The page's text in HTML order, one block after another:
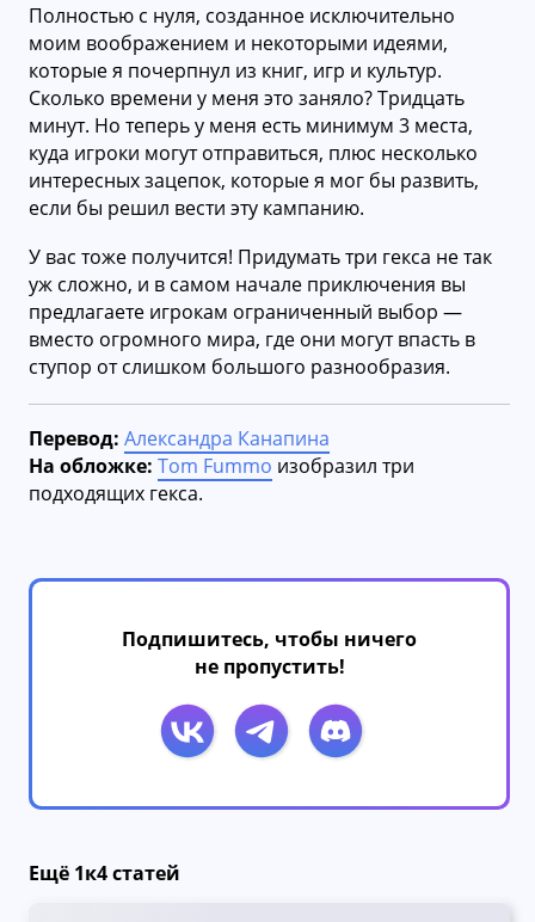
Полностью с нуля, созданное исключительно
моим воображением и некоторыми идеями,
которые я почерпнул из книг, игр и культур.
Сколько времени у меня это заняло? Тридцать
минут. Но теперь у меня есть минимум 3 места,
куда игроки могут отправиться, плюс несколько
интересных зацепок, которые я мог бы развить,
если бы решил вести эту кампанию.
У вас тоже получится! Придумать три гекса не так
уж сложно, и в самом начале приключения вы
предлагаете игрокам ограниченный выбор —
вместо огромного мира, где они могут впасть в
ступор от слишком большого разнообразия.
Перевод: Александра Канапина
На обложке: Tom Fummo изобразил три
подходящих гекса.
Подпишитесь, чтобы ничего
не пропустить!
Ещё 1к4 статей